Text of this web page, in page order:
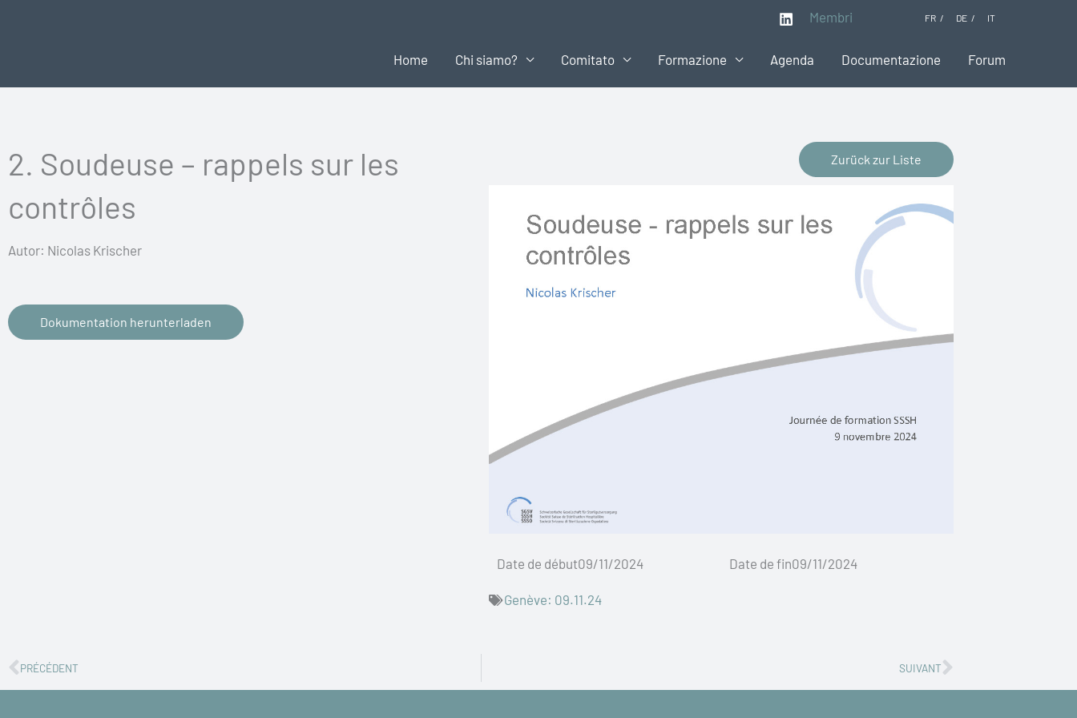
Membri FR DE IT
Home Chi siamo? Comitato Formazione Agenda Documentazione Forum
2. Soudeuse – rappels sur les
contrôles
Autor: Nicolas Krischer
Dokumentation herunterladen
Zurück zur Liste
Date de début09/11/2024 Date de fin09/11/2024
Genève: 09.11.24
Precedente
PRÉCÉDENT SUIVANTSuccessivo